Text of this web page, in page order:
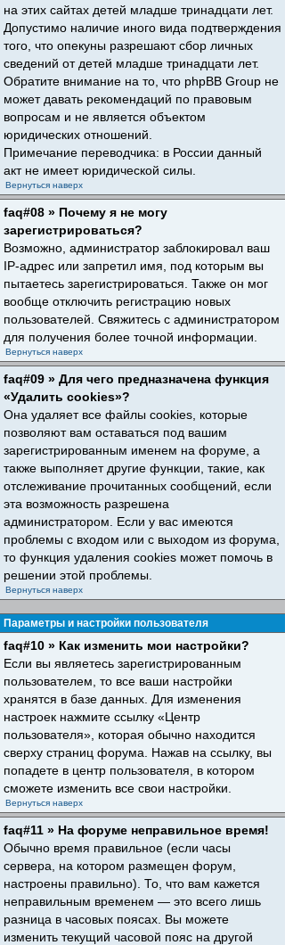
на этих сайтах детей младше тринадцати лет.
Допустимо наличие иного вида подтверждения
того, что опекуны разрешают сбор личных
сведений от детей младше тринадцати лет.
Обратите внимание на то, что phpBB Group не
может давать рекомендаций по правовым
вопросам и не является объектом
юридических отношений.
Примечание переводчика: в России данный
акт не имеет юридической силы.
Вернуться наверх
faq#08 » Почему я не могу
зарегистрироваться?
Возможно, администратор заблокировал ваш
IP-адрес или запретил имя, под которым вы
пытаетесь зарегистрироваться. Также он мог
вообще отключить регистрацию новых
пользователей. Свяжитесь с администратором
для получения более точной информации.
Вернуться наверх
faq#09 » Для чего предназначена функция
«Удалить cookies»?
Она удаляет все файлы cookies, которые
позволяют вам оставаться под вашим
зарегистрированным именем на форуме, а
также выполняет другие функции, такие, как
отслеживание прочитанных сообщений, если
эта возможность разрешена
администратором. Если у вас имеются
проблемы с входом или с выходом из форума,
то функция удаления cookies может помочь в
решении этой проблемы.
Вернуться наверх
Параметры и настройки пользователя
faq#10 » Как изменить мои настройки?
Если вы являетесь зарегистрированным
пользователем, то все ваши настройки
хранятся в базе данных. Для изменения
настроек нажмите ссылку «Центр
пользователя», которая обычно находится
сверху страниц форума. Нажав на ссылку, вы
попадете в центр пользователя, в котором
сможете изменить все свои настройки.
Вернуться наверх
faq#11 » На форуме неправильное время!
Обычно время правильное (если часы
сервера, на котором размещен форум,
настроены правильно). То, что вам кажется
неправильным временем — это всего лишь
разница в часовых поясах. Вы можете
изменить текущий часовой пояс на другой